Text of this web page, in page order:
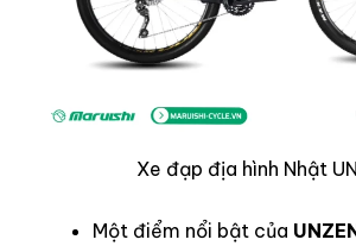
Xe đạp địa hình Nhật
Một điểm nổi bật của